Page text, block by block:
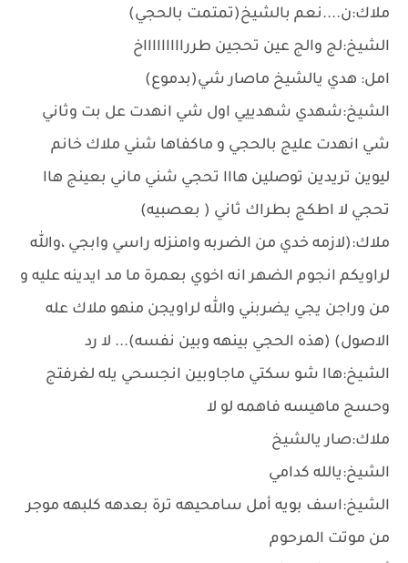
ملاك:ن....نعم بالشيخ(تمتمت بالحجي)
الشيخ:لج والج عين تحجين طرراااااااااخ
امل: هدي يالشيخ ماصار شي(بدموع)
الشيخ:شهدي شهدييي اول شي انهدت عل بت وثاني
شي انهدت عليج بالحجي و ماكفاها شني ملاك خانم
ليوين تريدين توصلين هااا تحجي شني ماني بعينج هاا
تحجي لا اطكج بطراك ثاني ( بعصبيه)
ملاك:(لازمه خدي من الضربه وامنزله راسي وابجي ،والله
لراويكم انجوم الضهر انه اخوي بعمرة ما مد ايدينه عليه و
من وراجن يجي يضربني والله لراويجن منهو ملاك عله
الاصول) (هذه الحجي بينهه وبين نفسه)... لا رد
الشيخ:هاا شو سكتي ماجاوبين انجسحي يله لغرفتج
وحسج ماهيسه فاهمه لو ﻻ
ملاك:صار يالشيخ
الشيخ:يالله كدامي
الشيخ:اسف بويه أمل سامحيهه ترة بعدهه كلبهه موجر
من موتت المرحوم